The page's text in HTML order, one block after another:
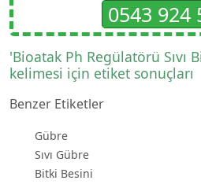
0543 924
'Bioatak Ph Regülatörü Sıvı
kelimesi için etiket sonuçları
Benzer Etiketler
Gübre
Sıvı Gübre
Bitki Besini